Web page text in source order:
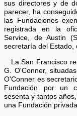
sus directores y de
parecer, ha
las Fundaciones
registrada en la
Service, de Austin
secretaría del Estado,
La San Francisco
G. O'Conner,
O'Conner es
Fundación por un
sesenta y tantos
una Fundación